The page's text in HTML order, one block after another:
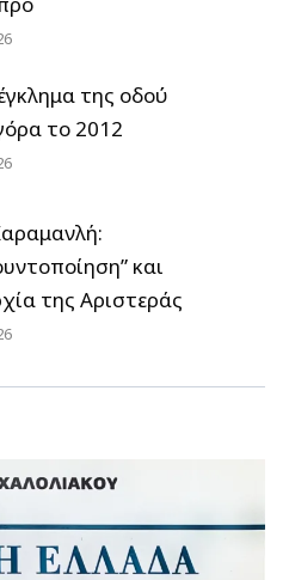
της οδού
το 2012
και
της Αριστεράς